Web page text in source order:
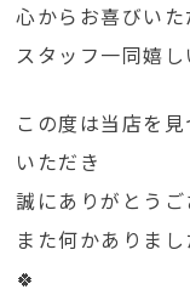
心からお喜びいた
スタッフ一同嬉
この度は当店を
いただき
誠にありがとうご
また何かありま
🍀